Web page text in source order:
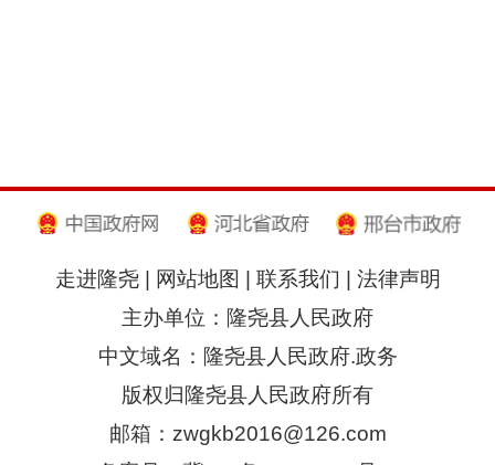
走进隆尧| 网站地图 联系我们
法律声明
主办单位：隆尧县人民政府
中文域名：隆尧县人民政府.政务
版权归隆尧县人民政府所有
邮箱：zwgkb2016@126.com